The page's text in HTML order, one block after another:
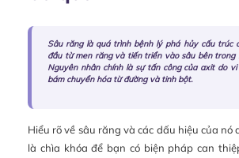
Sâu răng là quá trình bệnh lý phá hủy cấu trúc
đầu từ men răng và tiến triển vào sâu bên trong
Nguyên nhân chính là sự tấn công của axit do
bám chuyển hóa từ đường và tinh bột.
Hiểu rõ về sâu răng và các dấu hiệu của
là chìa khóa để bạn có biện pháp can